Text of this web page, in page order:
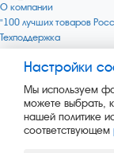
О компании
"100 лучших товаров
Техподдержка
Качество
Поверка по редким газам
Готовность СИ Онлайн
Пресс-релизы
Каталог сервисных услуг
Настройки
Мы используем
можете выбрать,
нашей политике
соответствующем